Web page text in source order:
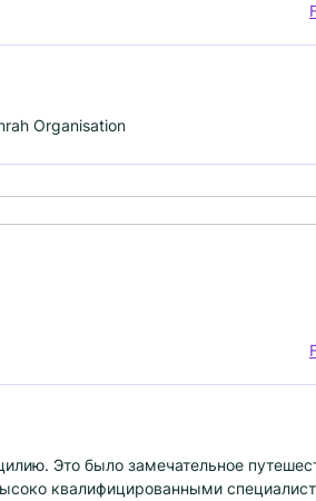
Organisation
Это было замечательное
квалифицированными